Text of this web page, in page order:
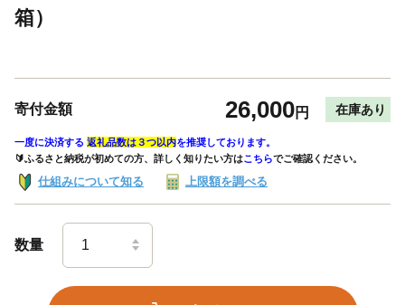
箱）
寄付金額 26,000円 在庫あり
一度に決済する 返礼品数は３つ以内を推奨しております。
🔰ふるさと納税が初めての方、詳しく知りたい方はこちらでご確認ください。
仕組みについて知る 上限額を調べる
数量